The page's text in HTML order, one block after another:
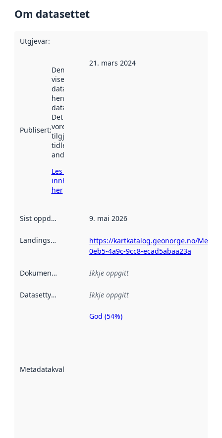
Om datasettet
Utgjevar:
Publisert:
Denne datoen
viser når
datasettet vart
henta inn av
data.norge.no.
Det kan ha
vore
tilgjengeleg
tidlegare
andre stader.
Les meir om
innhenting
her
21. mars 2024
Sist oppdatert 9. mai 2026
Landingsside
https://kartkatalog.geonorge.no/
0eb5-4a9c-9cc8-ecad5abaa23a
Dokumentasjon Ikkje oppgitt
Datasettype Ikkje oppgitt
Metadatakvalitet
Metadatakvalitet
God (54%)